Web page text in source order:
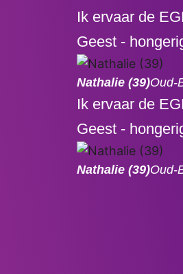
Ik ervaar de
Geest -
Nathalie (39)Oud-
Ik ervaar de
Geest -
Nathalie (39)Oud-